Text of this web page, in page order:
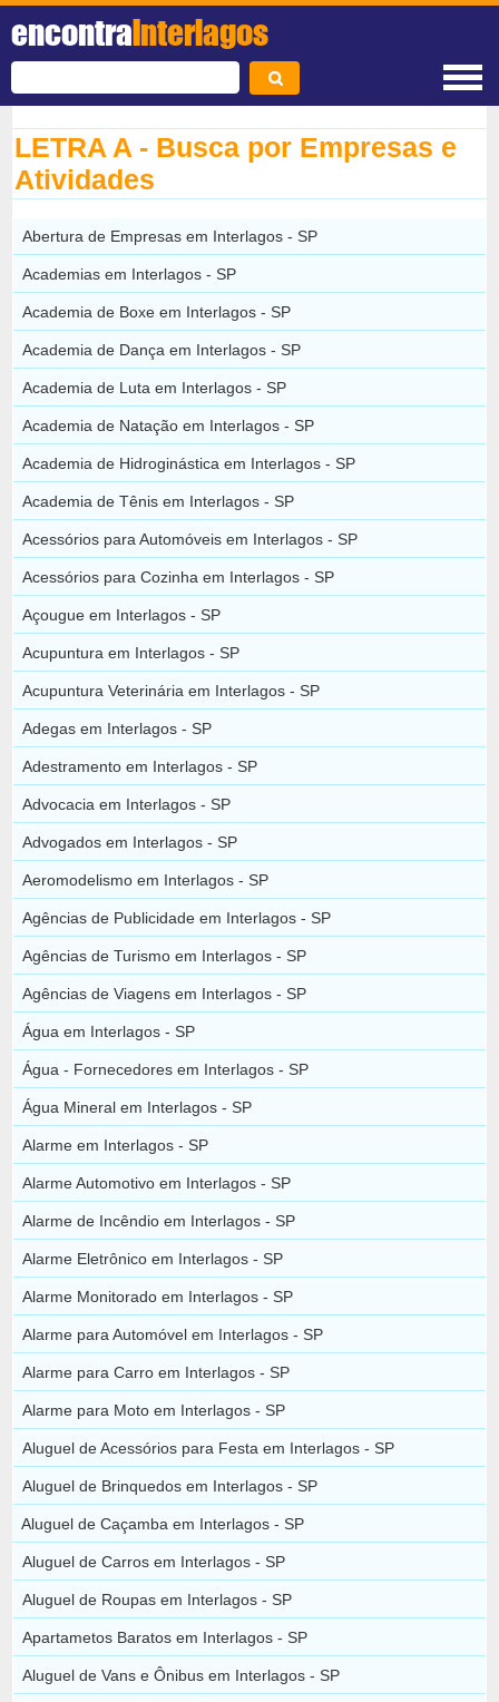
encontraInterlagos
LETRA A - Busca por Empresas e
Atividades
Abertura de Empresas em Interlagos - SP
Academias em Interlagos - SP
Academia de Boxe em Interlagos - SP
Academia de Dança em Interlagos - SP
Academia de Luta em Interlagos - SP
Academia de Natação em Interlagos - SP
Academia de Hidroginástica em Interlagos - SP
Academia de Tênis em Interlagos - SP
Acessórios para Automóveis em Interlagos - SP
Acessórios para Cozinha em Interlagos - SP
Açougue em Interlagos - SP
Acupuntura em Interlagos - SP
Acupuntura Veterinária em Interlagos - SP
Adegas em Interlagos - SP
Adestramento em Interlagos - SP
Advocacia em Interlagos - SP
Advogados em Interlagos - SP
Aeromodelismo em Interlagos - SP
Agências de Publicidade em Interlagos - SP
Agências de Turismo em Interlagos - SP
Agências de Viagens em Interlagos - SP
Água em Interlagos - SP
Água - Fornecedores em Interlagos - SP
Água Mineral em Interlagos - SP
Alarme em Interlagos - SP
Alarme Automotivo em Interlagos - SP
Alarme de Incêndio em Interlagos - SP
Alarme Eletrônico em Interlagos - SP
Alarme Monitorado em Interlagos - SP
Alarme para Automóvel em Interlagos - SP
Alarme para Carro em Interlagos - SP
Alarme para Moto em Interlagos - SP
Aluguel de Acessórios para Festa em Interlagos - SP
Aluguel de Brinquedos em Interlagos - SP
Aluguel de Caçamba em Interlagos - SP
Aluguel de Carros em Interlagos - SP
Aluguel de Roupas em Interlagos - SP
Apartametos Baratos em Interlagos - SP
Aluguel de Vans e Ônibus em Interlagos - SP